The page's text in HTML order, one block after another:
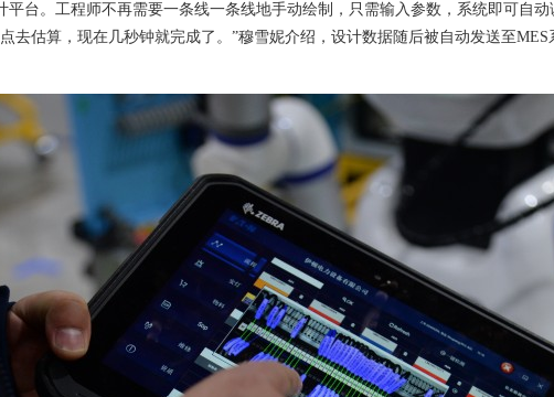
台。 工程师不再需要一条线一条线地手动绘制，只需输入参数，系统即可自
去估算，现在几秒钟就完成了。”穆雪妮介绍，设计数据随后被自动发送至